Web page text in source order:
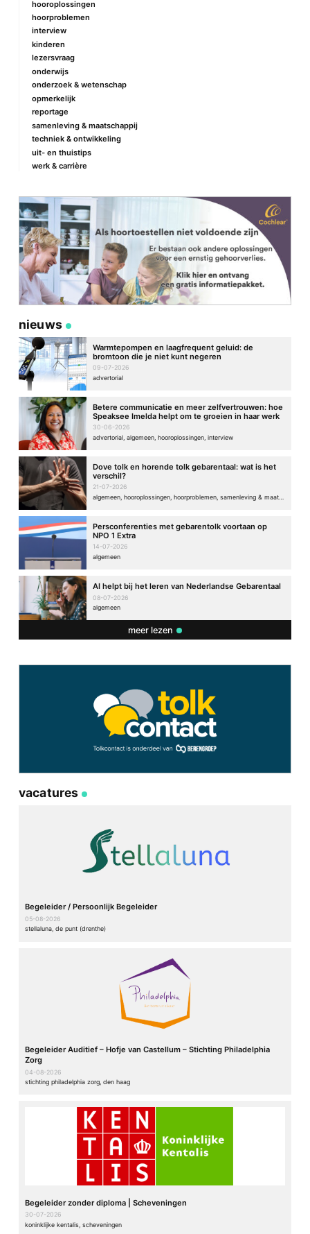
hooroplossingen
hoorproblemen
interview
kinderen
lezersvraag
onderwijs
onderzoek & wetenschap
opmerkelijk
reportage
samenleving & maatschappij
techniek & ontwikkeling
uit- en thuistips
werk & carrière
nieuws
Warmtepompen en laagfrequent geluid: de
bromtoon die je niet kunt negeren
09-07-2026
advertorial
Betere communicatie en meer zelfvertrouwen: hoe
Speaksee Imelda helpt om te groeien in haar werk
30-06-2026
advertorial, algemeen, hooroplossingen, interview
Dove tolk en horende tolk gebarentaal: wat is het
verschil?
21-07-2026
Persconferenties met gebarentolk voortaan op
NPO 1 Extra
14-07-2026
algemeen
AI helpt bij het leren van Nederlandse Gebarentaal
08-07-2026
algemeen
meer lezen
vacatures
Begeleider / Persoonlijk Begeleider
05-08-2026
stellaluna, de punt (drenthe)
Begeleider Auditief – Hofje van Castellum – Stichting Philadelphia
Zorg
04-08-2026
stichting philadelphia zorg, den haag
Begeleider zonder diploma | Scheveningen
30-07-2026
koninklijke kentalis, scheveningen